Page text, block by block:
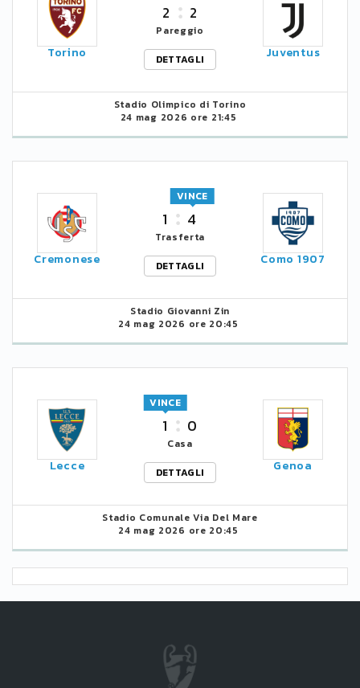
Torino
2 2
Pareggio
DETTAGLI
Juventus
Stadio Olimpico di Torino
24 mag 2026 ore 21:45
Cremonese
1 4
VINCE
Trasferta
DETTAGLI
Como 1907
Stadio Giovanni Zin
24 mag 2026 ore 20:45
Lecce
1
VINCE
0
Casa
DETTAGLI
Genoa
Stadio Comunale Via Del Mare
24 mag 2026 ore 20:45